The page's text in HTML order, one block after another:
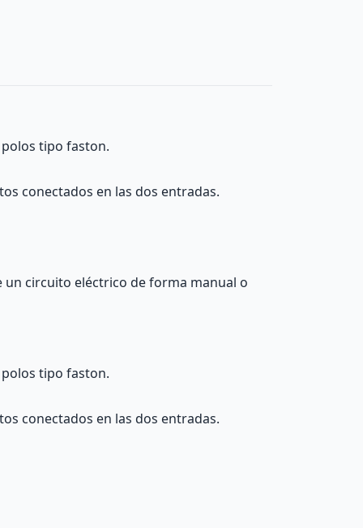
tipo faston.
conectados en las dos entradas.
circuito eléctrico de forma manual o
tipo faston.
conectados en las dos entradas.